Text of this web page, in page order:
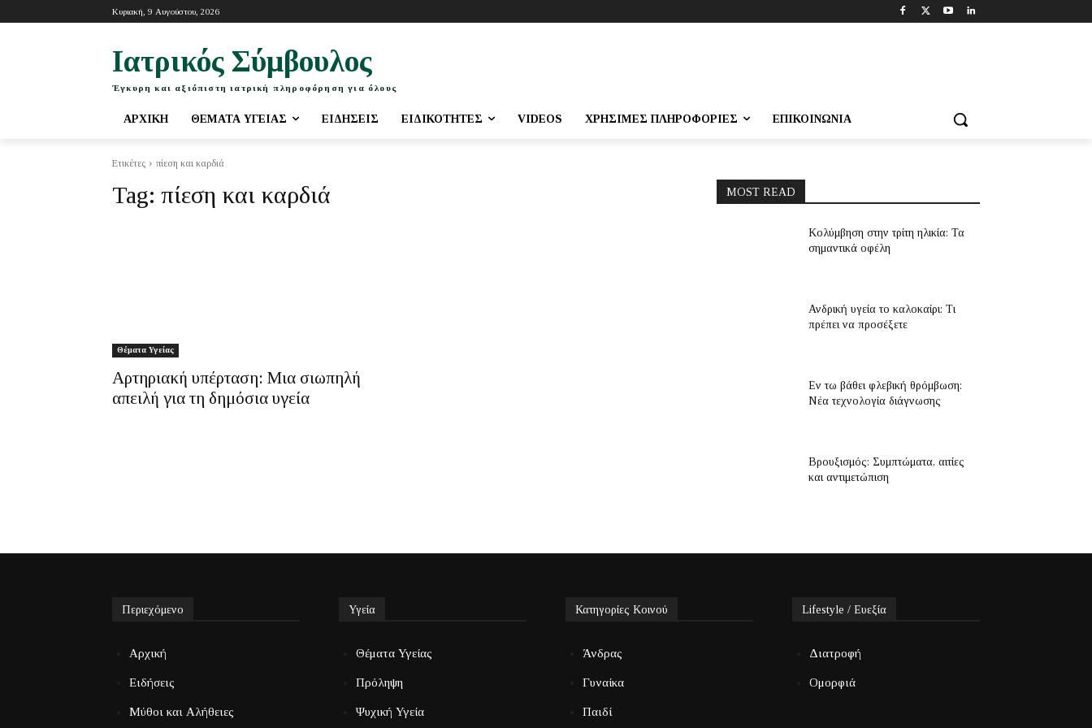
Κυριακή, 9 Αυγούστου, 2026
Ιατρικός Σύμβουλος
Έγκυρη και αξιόπιστη ιατρική πληροφόρηση για όλους
ΑΡΧΙΚΉ ΘΈΜΑΤΑ ΥΓΕΊΑΣ ΕΙΔΉΣΕΙΣ ΕΙΔΙΚΌΤΗΤΕΣ VIDEOS ΧΡΉΣΙΜΕΣ ΠΛΗΡΟΦΟΡΊΕΣ ΕΠΙΚΟΙΝΩΝΊΑ
Ετικέτες πίεση και καρδιά
Tag: πίεση και καρδιά
Θέματα Υγείας
Αρτηριακή υπέρταση: Μια σιωπηλή
απειλή για τη δημόσια υγεία
MOST READ
Κολύμβηση στην τρίτη ηλικία: Τα
σημαντικά οφέλη
Ανδρική υγεία το καλοκαίρι: Τι
πρέπει να προσέξετε
Εν τω βάθει φλεβική θρόμβωση:
Νέα τεχνολογία διάγνωσης
Βρουξισμός: Συμπτώματα, αιτίες
και αντιμετώπιση
Περιεχόμενο
Αρχική
Ειδήσεις
Μύθοι και Αλήθειες
Υγεία
Θέματα Υγείας
Πρόληψη
Ψυχική Υγεία
Κατηγορίες Κοινού
Άνδρας
Γυναίκα
Παιδί
Lifestyle / Ευεξία
Διατροφή
Ομορφιά